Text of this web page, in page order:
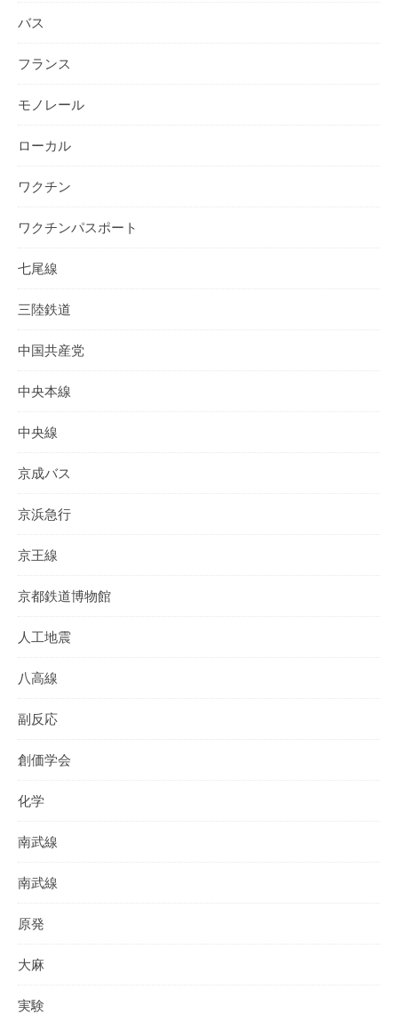
バス
フランス
モノレール
ローカル
ワクチン
ワクチンパスポート
七尾線
三陸鉄道
中国共産党
中央本線
中央線
京成バス
京浜急行
京王線
京都鉄道博物館
人工地震
八高線
副反応
創価学会
化学
南武線
南武線
原発
大麻
実験